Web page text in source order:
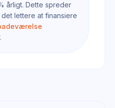
årligt. Dette spreder
lettere at finansiere